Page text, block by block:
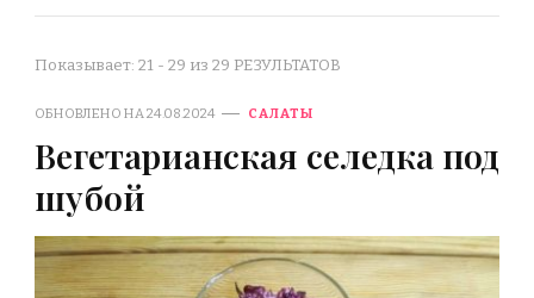
Показывает: 21 - 29 из 29 РЕЗУЛЬТАТОВ
ОБНОВЛЕНО НА 24.08.2024 САЛАТЫ
Вегетарианская селедка под
шубой